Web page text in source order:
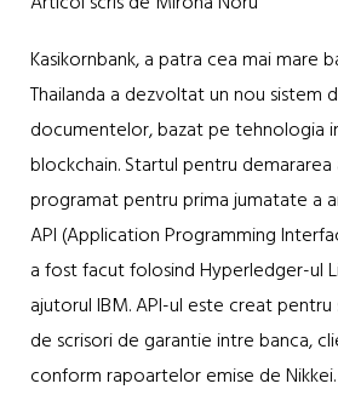
Kasikornbank, a patra cea mai mare
Thailanda a dezvoltat un nou sistem
documentelor, bazat pe tehnologia
blockchain. Startul pentru
programat pentru prima jumatate a
API (Application Programming
a fost facut folosind Hyperledger-ul
ajutorul IBM. API-ul este creat
de scrisori de garantie intre banca,
conform rapoartelor emise de